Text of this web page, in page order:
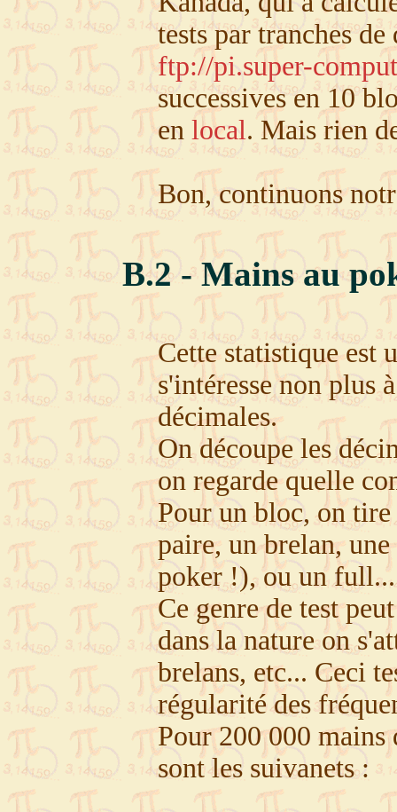
tests par tranches
ftp://pi.super-
successives en 10
en local. Mais rien
Bon, continuons
B.2 - Mains au
Cette statistique est
s'intéresse non plus
décimales.
On découpe les
on regarde quelle
Pour un bloc, on
paire, un brelan,
poker !), ou un full...
Ce genre de test
dans la nature on
brelans, etc... Ceci
régularité des
Pour 200 000 mains
sont les suivanets :